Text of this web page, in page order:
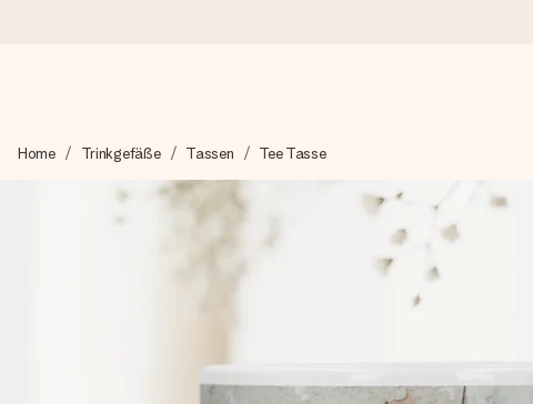
Wir bereiten dein Geschenk sorgfältig vor und schicken es
4,8 (basierend auf +15.000 Bewertungen)
Unsere Geschenke begeistern. Kunden bewerten uns mit 4,8 bei
Home Trinkgefäße Tassen Tee Tasse